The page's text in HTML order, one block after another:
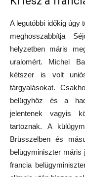
A legutóbbi időkig úgy
meghosszabbítja
helyzetben máris
uralomért. Michel
kétszer is volt
tárgyalásokat.
belügyhöz és a
jelentenek vagyis
tartoznak. A
Brüsszelben és
belügyminiszter máris
francia